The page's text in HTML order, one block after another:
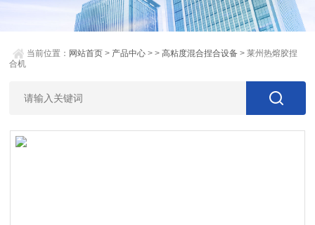
当前位置： 网站首页 > 产品中心 > >高粘度混合捏合设备 > 莱州热熔胶捏
合机